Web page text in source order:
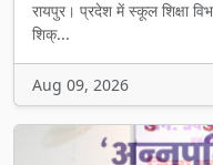
रायपुर। प्रदेश में स्कूल शिक्षा
शिक्...
Aug 09, 2026